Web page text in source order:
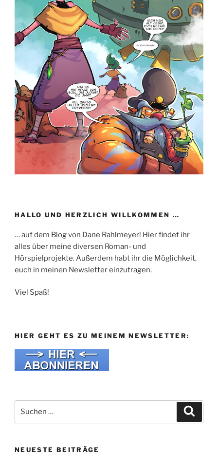
HALLO UND HERZLICH WILLKOMMEN …
… auf dem Blog von Dane Rahlmeyer! Hier findet ihr
alles über meine diversen Roman- und
Hörspielprojekte. Außerdem habt ihr die Möglichkeit,
euch in meinen Newsletter einzutragen.
Viel Spaß!
HIER GEHT ES ZU MEINEM NEWSLETTER:
nach:
NEUESTE BEITRÄGE